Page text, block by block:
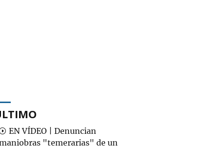
EN VÍDEO | Denuncian
"temerarias" de un